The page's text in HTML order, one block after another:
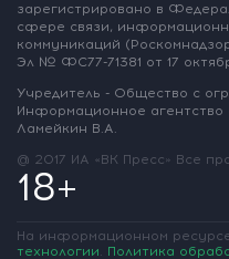
зарегистрировано в
сфере связи,
коммуникаций
Эл № ФС77-71381 от 17
Учредитель - Общество с
Информационное агентство
Ламейкин В.А.
@ 2017 ИА «ВК Пресс» Все
18+
На информационном
технологии. Политика